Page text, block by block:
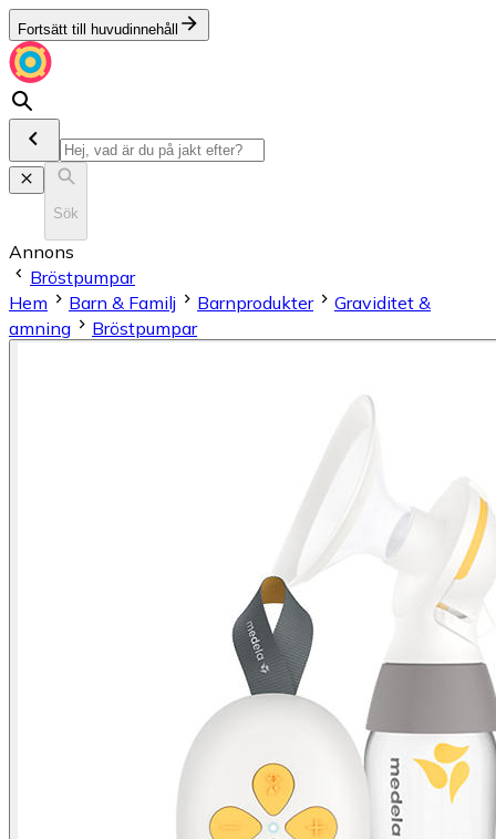
Fortsätt till huvudinnehåll
Sök
Annons
Bröstpumpar
Hem
Barn & Familj Barnprodukter
Graviditet &
amning
Bröstpumpar